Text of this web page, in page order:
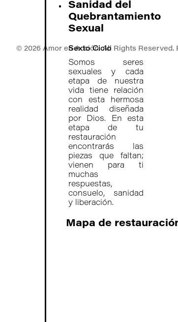
Sanidad del
Quebrantamiento
Sexual
Sexto Ciclo
Somos seres
sexuales y cada
etapa de nuestra
vida tiene relación
con esta hermosa
realidad diseñada
por Dios. En esta
etapa de tu
restauración
encontrarás las
piezas que faltan;
vienen para ti
muchas
respuestas,
consuelo, sanidad
y liberación.
Mapa de
© 2026 Amor en Acción. All Rights Reserved.